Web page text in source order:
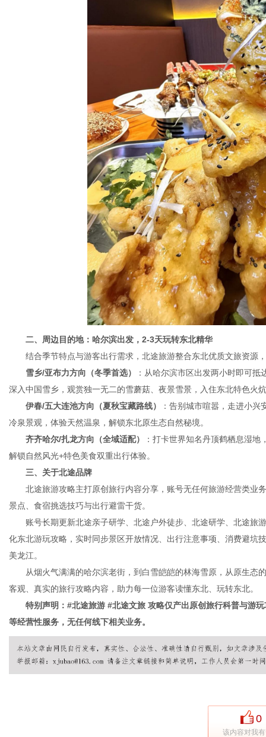
二、周边目的地：哈尔滨出发，2-3天玩转东北精华
结合季节特点与游客出行需求，北途旅游整合东北优质文旅资源
雪乡/亚布力方向（冬季首选）
：从哈尔滨市区出发两小时即可
深入中国雪乡，观赏独一无二的雪蘑菇、夜景雪景，入住东北特色火
伊春/五大连池方向（夏秋宝藏路线）
：告别城市喧嚣，走进小
冷泉景观，体验天然温泉，解锁东北原生态自然秘境。
齐齐哈尔/扎龙方向（全域适配）
：打卡世界知名丹顶鹤栖息湿
解锁自然风光+特色美食双重出行体验。
三、关于北途品牌
北途旅游攻略主打原创旅行内容分享，账号无任何旅游经营类业
景点、食宿挑选技巧与出行避雷干货。
账号长期更新北途亲子研学、北途户外徒步、北途研学、北途旅
化东北游玩攻略，实时同步景区开放情况、出行注意事项、消费避坑
美龙江。
从烟火气满满的哈尔滨老街，到白雪皑皑的林海雪原，从原生态
客观、真实的旅行攻略内容，助力每一位游客读懂东北、玩转东北。
特别声明：#北途旅游 #北途文旅 攻略仅产出原创旅行科普与游玩
等经营性服务，无任何线下相关业务。
0
该内容对我